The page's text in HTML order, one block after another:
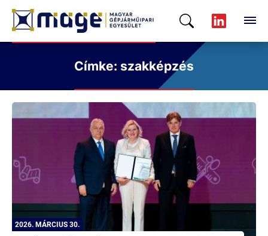
Címke: szakképzés
2026. MÁRCIUS 30.